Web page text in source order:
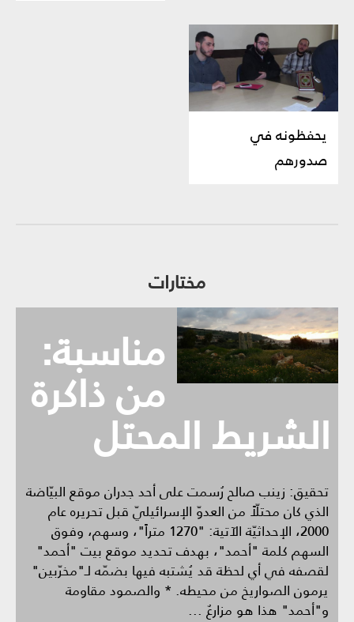
يحفظونه في
صدورهم
مختارات
مناسبة:
من ذاكرة
الشريط المحتل
تحقيق: زينب صالح رُسمت على أحد جدران موقع البيّاضة
الذي كان محتلّاً من العدوّ الإسرائيليّ قبل تحريره عام
2000، الإحداثيّة الآتية: "1270 متراً"، وسهم، وفوق
السهم كلمة "أحمد"، بهدف تحديد موقع بيت "أحمد"
لقصفه في أي لحظة قد يُشتبه فيها بضمّه لـ"مخرّبين"
يرمون الصواريخ من محيطه. * والصمود مقاومة
و"أحمد" هذا هو مزارعٌ ...